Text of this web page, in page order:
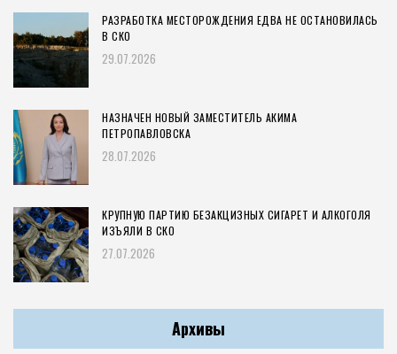
РАЗРАБОТКА МЕСТОРОЖДЕНИЯ ЕДВА НЕ ОСТАНОВИЛАСЬ
В СКО
29.07.2026
НАЗНАЧЕН НОВЫЙ ЗАМЕСТИТЕЛЬ АКИМА
ПЕТРОПАВЛОВСКА
28.07.2026
КРУПНУЮ ПАРТИЮ БЕЗАКЦИЗНЫХ СИГАРЕТ И АЛКОГОЛЯ
ИЗЪЯЛИ В СКО
27.07.2026
Архивы